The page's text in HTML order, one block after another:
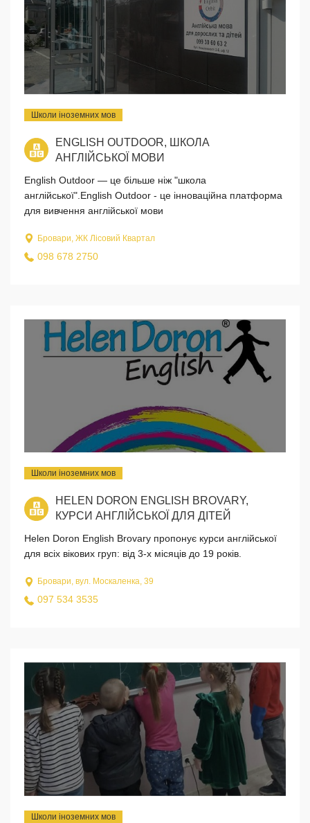
Школи іноземних мов
ENGLISH OUTDOOR, ШКОЛА
АНГЛІЙСЬКОЇ МОВИ
English Outdoor — це більше ніж "школа
англійської".English Outdoor - це інноваційна платформа
для вивчення англійської мови
Бровари, ЖК Лісовий Квартал
098 678 2750
Школи іноземних мов
HELEN DORON ENGLISH BROVARY,
КУРСИ АНГЛІЙСЬКОЇ ДЛЯ ДІТЕЙ
Helen Doron English Brovary пропонує курси англійської
для всіх вікових груп: від 3-х місяців до 19 років.
Бровари, вул. Москаленка, 39
097 534 3535
Школи іноземних мов